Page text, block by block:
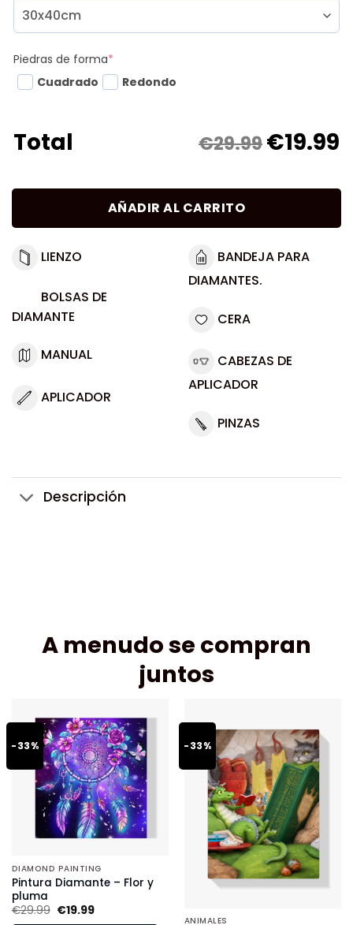
Piedras de forma*
Cuadrado
Redondo
Total €29.99€19.99
AÑADIR AL CARRITO
LIENZO
BOLSAS DE
DIAMANTE
MANUAL
APLICADOR
BANDEJA PARA
DIAMANTES.
CERA
CABEZAS DE
APLICADOR
PINZAS
Descripción
A menudo se compran
juntos
-33%
DIAMOND PAINTING
Pintura Diamante – Flor y
pluma
€29.99 €19.99
-33%
ANIMALES